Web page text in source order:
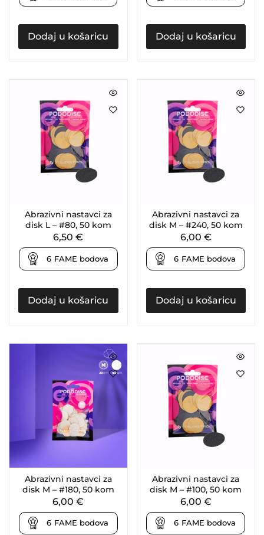
Dodaj u košaricu Dodaj u košaricu
Abrazivni nastavci za
disk L – #80, 50 kom
6,50€
6 FAME bodova
Dodaj u košaricu
Abrazivni nastavci za
disk M – #240, 50 kom
6,00 €
6 FAME bodova
Dodaj u košaricu
Abrazivni nastavci za
disk M – #180, 50 kom
6,00€
6 FAME bodova
Abrazivni nastavci za
disk M – #100, 50 kom
6,00 €
6 FAME bodova